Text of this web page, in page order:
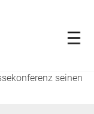
seinen